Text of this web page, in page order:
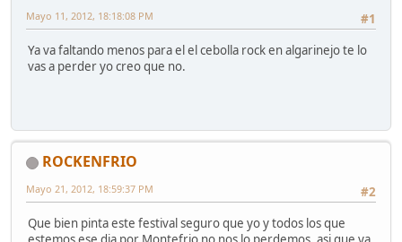
#1
Mayo 11, 2012, 18:18:08 PM
Ya va faltando menos para el el cebolla rock en algarinejo te lo
vas a perder yo creo que no.
ROCKENFRIO
#2
Mayo 21, 2012, 18:59:37 PM
Que bien pinta este festival seguro que yo y todos los que